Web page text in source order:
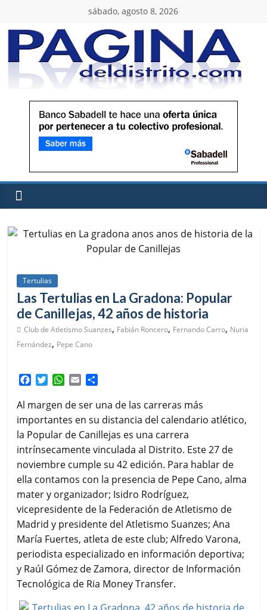
sábado, agosto 8, 2026
Tertulias
Las Tertulias en La Gradona: Popular
de Canillejas, 42 años de historia
Club de Atletismo Suanzes, Fabián Roncero, Fernando Carro, Nuria
Fernández, Pepe Cano
c
e
b
o
o
k
i
t
t
e
r
W
a
t
s
A
p
p
a
i
l
m
p
a
r
t
i
r
Al margen de ser una de las carreras más
importantes en su distancia del calendario atlético,
la Popular de Canillejas es una carrera
intrínsecamente vinculada al Distrito. Este 27 de
noviembre cumple su 42 edición. Para hablar de
ella contamos con la presencia de Pepe Cano, alma
mater y organizador; Isidro Rodríguez,
vicepresidente de la Federación de Atletismo de
Madrid y presidente del Atletismo Suanzes; Ana
María Fuertes, atleta de este club; Alfredo Varona,
periodista especializado en información deportiva;
y Raúl Gómez de Zamora, director de Información
Tecnológica de Ria Money Transfer.